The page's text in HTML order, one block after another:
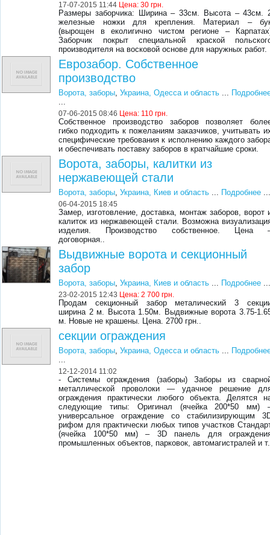
17-07-2015 11:44 Цена:30 грн.
Размеры заборчика: Ширина – 33см. Высота – 43см.
железные ножки для крепления. Материал –
(вырощен в еколигично чистом регионе –
Заборчик покрыт специальной краской
производителя на восковой основе для наружных работ.
Еврозабор. Собственное
производство
Ворота, заборы,Украина, Одесса и область ...
...
07-06-2015 08:46 Цена: 110 грн.
Собственное производство заборов позволяет
гибко подходить к пожеланиям заказчиков, учитывать
специфические требования к исполнению каждого
и обеспечивать поставку заборов в кратчайшие сроки.
Ворота, заборы, калитки из
нержавеющей стали
Ворота, заборы,Украина, Киев и область ... Подробнее
06-04-2015 18:45
Замер, изготовление, доставка, монтаж заборов, ворот
калиток из нержавеющей стали. Возможна
изделия. Производство собственное. Цена
договорная..
Выдвижные ворота и секционный
забор
Ворота, заборы,Украина, Киев и область ... Подробнее
23-02-2015 12:43 Цена:2 700 грн.
Продам секционный забор металический 3
ширина 2 м. Высота 1.50м. Выдвижные ворота 3.75-
м. Новые не крашены. Цена. 2700 грн..
секции ограждения
Ворота, заборы,Украина, Одесса и область ...
...
12-12-2014 11:02
- Системы ограждения (заборы) Заборы из
металлической проволоки — удачное решение
ограждения практически любого объекта. Делятся
следующие типы: Оригинал (ячейка 200*50 мм)
универсальное ограждение со стабилизирующим
рифом для практически любых типов участков
(ячейка 100*50 мм) – 3D панель для
промышленных объектов, парковок, автомагистралей и т.